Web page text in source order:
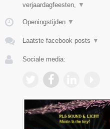
verjaardagfeesten,
▼
Openingstijden ▼
Laatste facebook posts ▼
Sociale media: